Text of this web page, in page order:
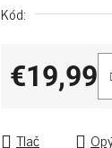
Kód:
€19,99
Jednotková cena:
Tlač